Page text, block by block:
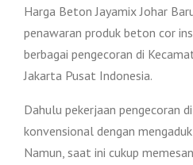
Harga Beton Jayamix Johar
penawaran produk beton cor
berbagai pengecoran di
Jakarta Pusat Indonesia.
Dahulu pekerjaan pengecoran
konvensional dengan
Namun, saat ini cukup